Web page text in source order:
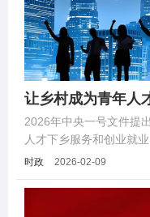
让乡村成为青年人
2026年中央一号文件提
人才下乡服务和创业就
振兴，核心在青年。
时政 2026-02-09